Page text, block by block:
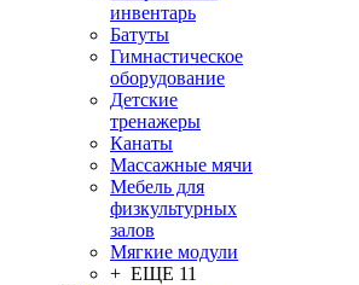
инвентарь
Батуты
Гимнастическое
оборудование
Детские
тренажеры
Канаты
Массажные мячи
Мебель для
физкультурных
залов
Мягкие модули
+ ЕЩЕ 11